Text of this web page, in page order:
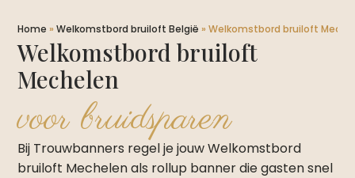
Home »Welkomstbord bruiloft België »Welkomstbord bruiloft
Welkomstbord bruiloft
Mechelen
voor bruidsparen
Bij Trouwbanners regel je jouw Welkomstbord
bruiloft Mechelen als rollup banner die gasten snel